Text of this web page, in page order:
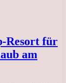
Resort für
am